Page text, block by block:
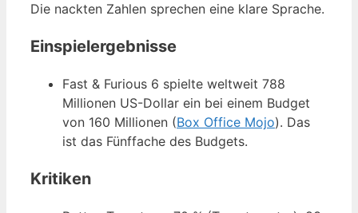
Die nackten Zahlen sprechen eine klare Sprache.
Einspielergebnisse
Fast & Furious 6 spielte weltweit 788
Millionen US-Dollar ein bei einem Budget
von 160 Millionen (Box Office Mojo). Das
ist das Fünffache des Budgets.
Kritiken